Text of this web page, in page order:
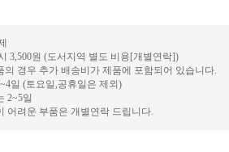
3,500원 (도서지역 별도 비용[개별연락])
의 경우 추가 배송비가 제품에 포함되어 있습니다.
일 (토요일,공휴일은 제외)
2~5일
어려운 부품은 개별연락 드립니다.